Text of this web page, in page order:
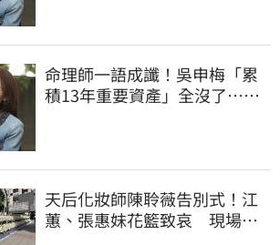
命理師一語成讖！吳申梅「累
積13年重要資產」全沒了…急
天后化妝師陳聆薇告別式！江
蕙、張惠妹花籃致哀 現場白